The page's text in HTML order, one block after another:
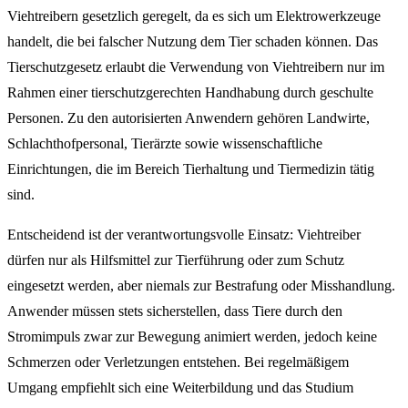
Viehtreibern gesetzlich geregelt, da es sich um Elektrowerkzeuge
handelt, die bei falscher Nutzung dem Tier schaden können. Das
Tierschutzgesetz erlaubt die Verwendung von Viehtreibern nur im
Rahmen einer tierschutzgerechten Handhabung durch geschulte
Personen. Zu den autorisierten Anwendern gehören Landwirte,
Schlachthofpersonal, Tierärzte sowie wissenschaftliche
Einrichtungen, die im Bereich Tierhaltung und Tiermedizin tätig
sind.
Entscheidend ist der verantwortungsvolle Einsatz: Viehtreiber
dürfen nur als Hilfsmittel zur Tierführung oder zum Schutz
eingesetzt werden, aber niemals zur Bestrafung oder Misshandlung.
Anwender müssen stets sicherstellen, dass Tiere durch den
Stromimpuls zwar zur Bewegung animiert werden, jedoch keine
Schmerzen oder Verletzungen entstehen. Bei regelmäßigem
Umgang empfiehlt sich eine Weiterbildung und das Studium